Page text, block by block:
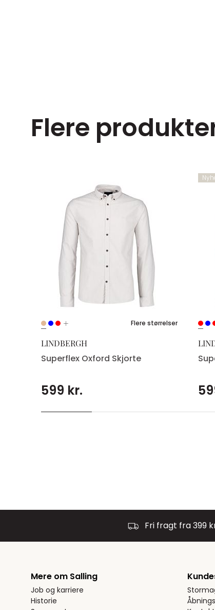
Flere
Flere størrelser
LINDBERGH
Superflex Oxford Skjorte
599 kr.
Fri fragt fra 399
Mere om Salling
Job og karriere
Historie